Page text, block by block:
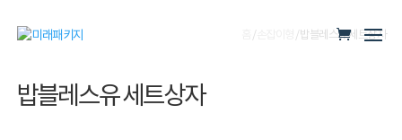
/ / 밥블레스유 세트상자
밥블레스유 세트상자